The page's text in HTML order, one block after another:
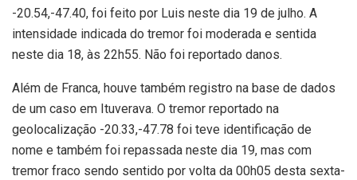
-20.54,-47.40, foi feito por Luis neste dia 19 de julho. A
intensidade indicada do tremor foi moderada e sentida
neste dia 18, às 22h55. Não foi reportado danos.
Além de Franca, houve também registro na base de dados
de um caso em Ituverava. O tremor reportado na
geolocalização -20.33,-47.78 foi teve identificação de
nome e também foi repassada neste dia 19, mas com
tremor fraco sendo sentido por volta da 00h05 desta sexta-